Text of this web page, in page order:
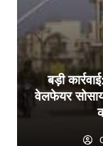
बड़ी
वेलफेयर